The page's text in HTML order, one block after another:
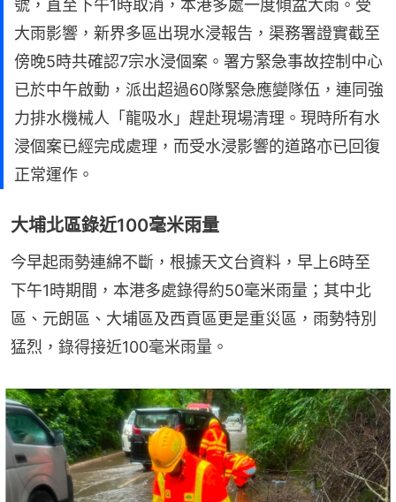
號，直至下午1時取消，本港多處一度傾盆大雨。受
大雨影響，新界多區出現水浸報告，渠務署證實截至
傍晚5時共確認7宗水浸個案。署方緊急事故控制中心
已於中午啟動，派出超過60隊緊急應變隊伍，連同強
力排水機械人「龍吸水」趕赴現場清理。現時所有水
浸個案已經完成處理，而受水浸影響的道路亦已回復
正常運作。
大埔北區錄近100毫米雨量
今早起雨勢連綿不斷，根據天文台資料，早上6時至
下午1時期間，本港多處錄得約50毫米雨量；其中北
區、元朗區、大埔區及西貢區更是重災區，雨勢特別
猛烈，錄得接近100毫米雨量。